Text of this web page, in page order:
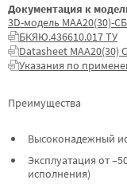
Преимущества
Высоконадежный
Эксплуатация от
исполнения)
Документация к
3D-модель МАА20(30)-СБ
БКЯЮ.436610.017 ТУ
Datasheet МАА20(30)
Указания по